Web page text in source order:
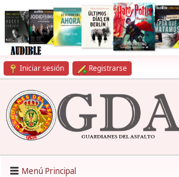
Iniciar sesión Registrarse
Menú Principal